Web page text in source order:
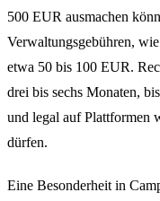
500 EUR ausmachen
Verwaltungsgebühren,
etwa 50 bis 100 EUR.
drei bis sechs Monaten,
und legal auf Plattformen
dürfen.
Eine Besonderheit in